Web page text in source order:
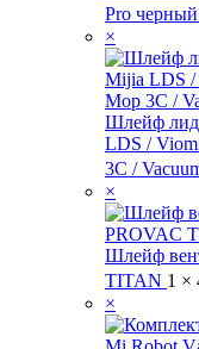
Pro черный
×
Шлейф
LDS /
3C /
×
Шлейф
TITAN 1 ×
×